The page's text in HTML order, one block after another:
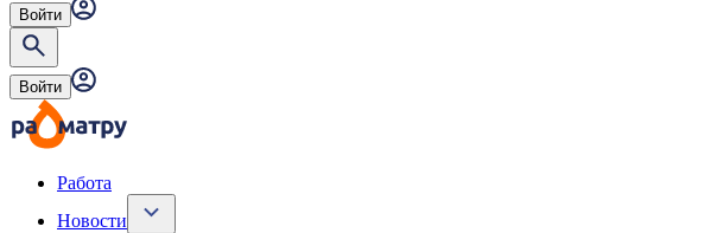
Войти
Войти
Работа
Новости